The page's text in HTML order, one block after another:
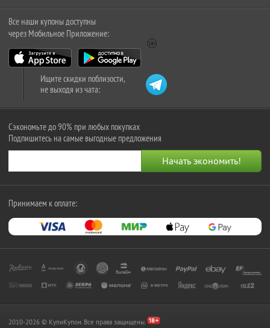
Все наши купоны доступны
через Мобильное Приложение:
Ищите скидки поблизости,
не выходя из чата:
Сэкономьте до 90% при любых покупках
Подпишитесь на самые выгодные предложения
Принимаем к оплате:
2010-2026 © КупиКупон. Все права защищены.